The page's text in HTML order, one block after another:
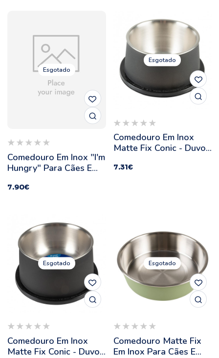
Esgotado
Comedouro Em Inox "I'm
Hungry" Para Cães E
7.90€
Esgotado
Comedouro Em Inox
Matte Fix Conic - Duvo
Ml
7.31€
Esgotado
Comedouro Em Inox
Matte Fix Conic - Duvo
Esgotado
Comedouro Matte Fix
Em Inox Para Cães E